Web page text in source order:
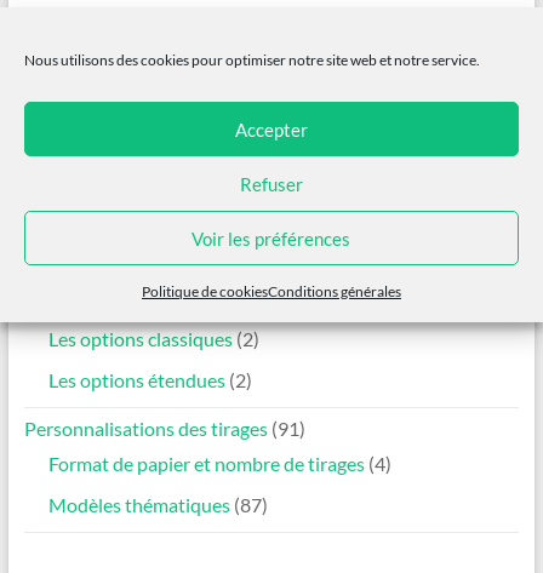
Nous utilisons des cookies pour optimiser notre site web et notre service.
Accepter
Refuser
Voir les préférences
Politique de cookiesConditions générales
Offert
Offert
Ajouter au panier
Configurez votre PhotoMatt
Formules PhotoMatt(4)
(4)
Les options classiques(2)
Les options étendues (2)
Personnalisations des tirages (91)
Format de papier et nombre de tirages (4)
Modèles thématiques (87)